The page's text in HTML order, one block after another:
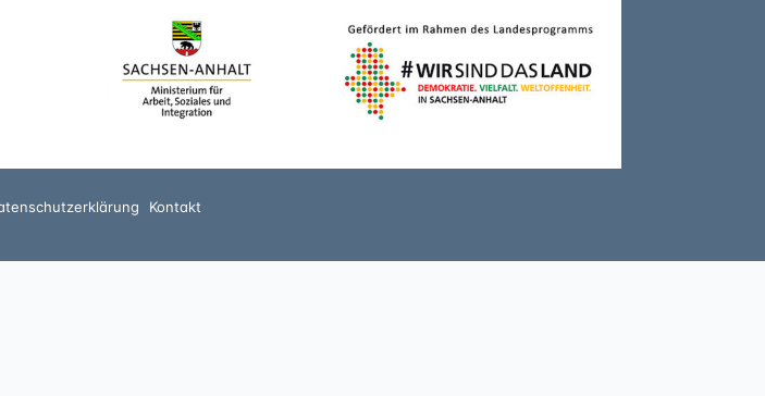
Kontakt